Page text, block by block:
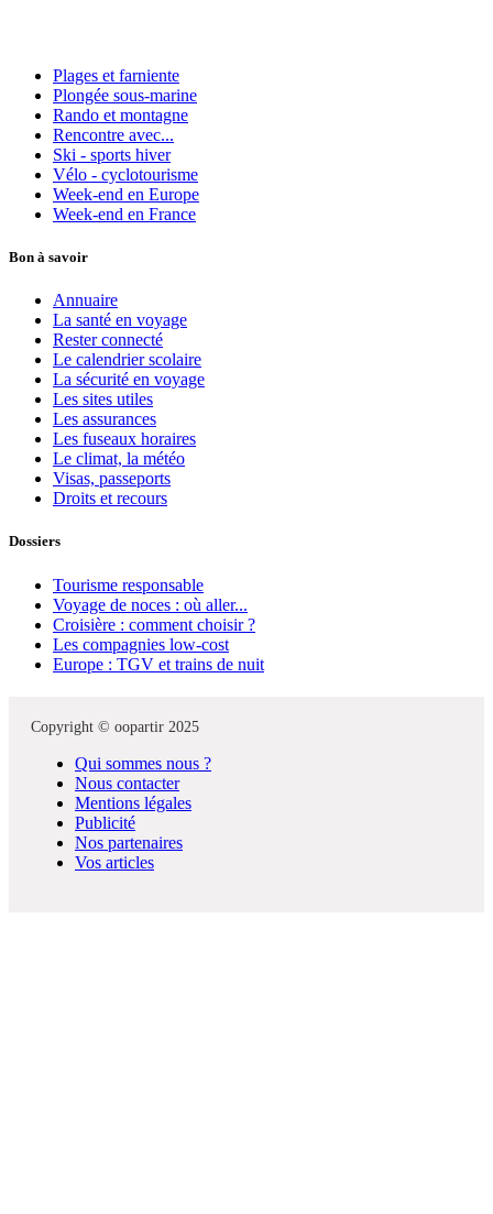
Plages et farniente
Plongée sous-marine
Rando et montagne
Rencontre avec...
Ski - sports hiver
Vélo - cyclotourisme
Week-end en Europe
Week-end en France
Bon à savoir
Annuaire
La santé en voyage
Rester connecté
Le calendrier scolaire
La sécurité en voyage
Les sites utiles
Les assurances
Les fuseaux horaires
Le climat, la météo
Visas, passeports
Droits et recours
Dossiers
Tourisme responsable
Voyage de noces : où aller...
Croisière : comment choisir ?
Les compagnies low-cost
Europe : TGV et trains de nuit
Copyright © oopartir 2025
Qui sommes nous ?
Nous contacter
Mentions légales
Publicité
Nos partenaires
Vos articles